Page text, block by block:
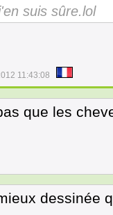
suis sûre.lol
11:43:08
que les
dessinée